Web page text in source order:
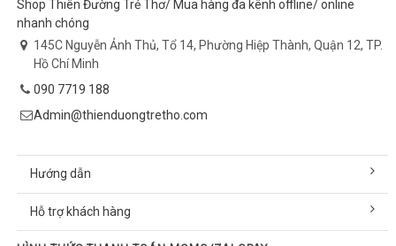
Shop Thiên Đường Trẻ Thơ/ Mua hàng đa kênh offline/ online
nhanh chóng
145C Nguyễn Ảnh Thủ, Tổ 14, Phường Hiệp Thành, Quận 12, TP.
Hồ Chí Minh
090 7719 188
Admin@thienduongtretho.com
Hướng dẫn
Hỗ trợ khách hàng